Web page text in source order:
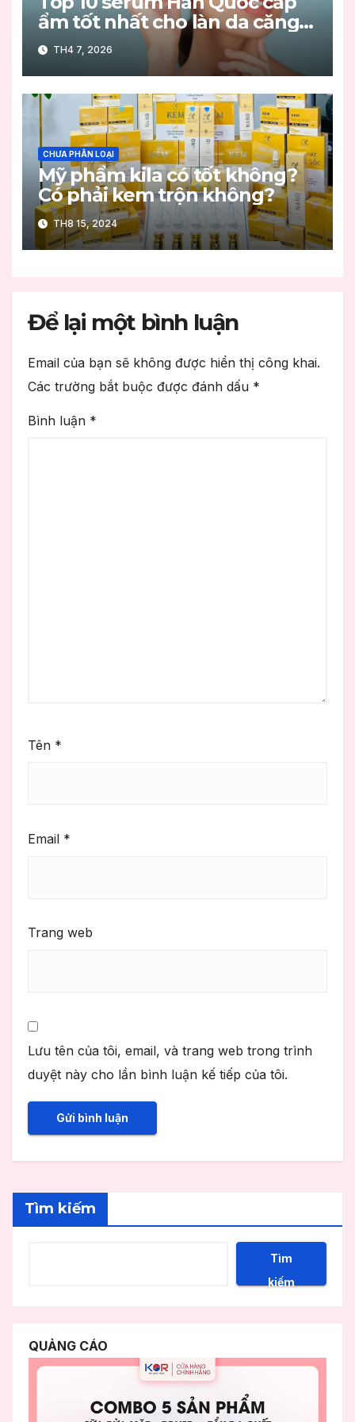
ẩm tốt nhất cho làn da căng
mọng
TH4 7, 2026
CHƯA PHÂN LOẠI
Mỹ phẩm kila có tốt không?
Có phải kem trộn không?
TH8 15, 2024
Để lại một bình luận
Email của bạn sẽ không được hiển thị công khai.
Các trường bắt buộc được đánh dấu *
Bình luận *
Tên *
Email *
Trang web
Lưu tên của tôi, email, và trang web trong trình
duyệt này cho lần bình luận kế tiếp của tôi.
Tìm kiếm
Tìm
kiếm
QUẢNG CÁO